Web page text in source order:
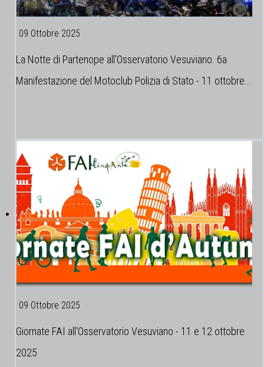
09 Ottobre 2025
La Notte di Partenope all'Osservatorio Vesuviano. 6a
Manifestazione del Motoclub Polizia di Stato - 11 ottobre…
09 Ottobre 2025
Giornate FAI all'Osservatorio Vesuviano - 11 e 12 ottobre
2025